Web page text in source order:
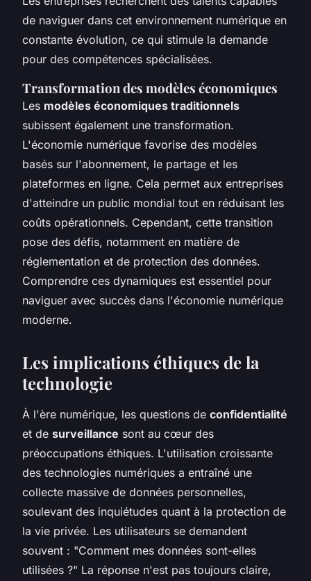
de naviguer dans cet environnement numérique en
constante évolution, ce qui stimule la demande
pour des compétences spécialisées.
Transformation des modèles économiques
Les modèles économiques traditionnels
subissent également une transformation.
L'économie numérique favorise des modèles
basés sur l'abonnement, le partage et les
plateformes en ligne. Cela permet aux entreprises
d'atteindre un public mondial tout en réduisant les
coûts opérationnels. Cependant, cette transition
pose des défis, notamment en matière de
réglementation et de protection des données.
Comprendre ces dynamiques est essentiel pour
naviguer avec succès dans l'économie numérique
moderne.
Les implications éthiques de la
technologie
À l'ère numérique, les questions de confidentialité
et de surveillance sont au cœur des
préoccupations éthiques. L'utilisation croissante
des technologies numériques a entraîné une
collecte massive de données personnelles,
soulevant des inquiétudes quant à la protection de
la vie privée. Les utilisateurs se demandent
souvent : "Comment mes données sont-elles
utilisées ?" La réponse n'est pas toujours claire,